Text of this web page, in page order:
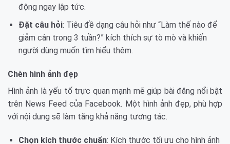
động ngay lập tức.
Đặt câu hỏi: Tiêu đề dạng câu hỏi như “Làm thế nào để
giảm cân trong 3 tuần?” kích thích sự tò mò và khiến
người dùng muốn tìm hiểu thêm.
Chèn hình ảnh đẹp
Hình ảnh là yếu tố trực quan mạnh mẽ giúp bài đăng nổi bật
trên News Feed của Facebook. Một hình ảnh đẹp, phù hợp
với nội dung sẽ làm tăng khả năng tương tác.
Chọn kích thước chuẩn: Kích thước tối ưu cho hình ảnh